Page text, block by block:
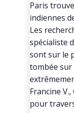
Paris
indiennes
Les
spécialiste
sont sur le
tombée sur
Francine
pour